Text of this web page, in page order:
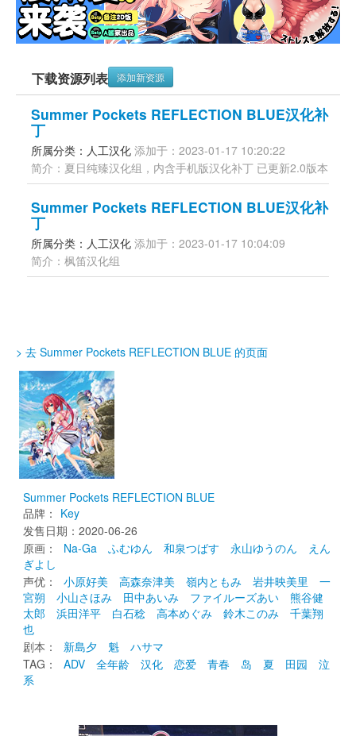
KF Online
下载资源列表 添加新资源
Summer Pockets REFLECTION BLUE汉化补
丁
所属分类：人工汉化 添加于：2023-01-17 10:20:22
简介：夏日纯臻汉化组，内含手机版汉化补丁 已更新2.0版本
Summer Pockets REFLECTION BLUE汉化补
丁
所属分类：人工汉化 添加于：2023-01-17 10:04:09
简介：枫笛汉化组
> 去 Summer Pockets REFLECTION BLUE 的页面
Summer Pockets REFLECTION BLUE
品牌： Key
发售日期：2020-06-26
原画：
Na-Ga ふむゆん 和泉つばす 永山ゆうのん
えん
ぎよし
声优：
小原好美 高森奈津美 嶺内ともみ 岩井映美里
一
宮朔
小山さほみ 田中あいみ ファイルーズあい
熊谷健
太郎
浜田洋平 白石稔 高本めぐみ 鈴木このみ
千葉翔
也
剧本：
新島夕 魁
ハサマ
TAG：
ADV 全年龄 汉化 恋爱 青春 岛 夏 田园
泣
系